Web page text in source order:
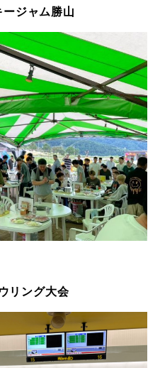
ジャム勝山
リング大会